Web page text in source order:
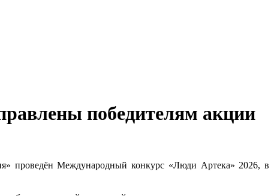
победителям акции
проведён Международный конкурс «Люди Артека» 2026, в